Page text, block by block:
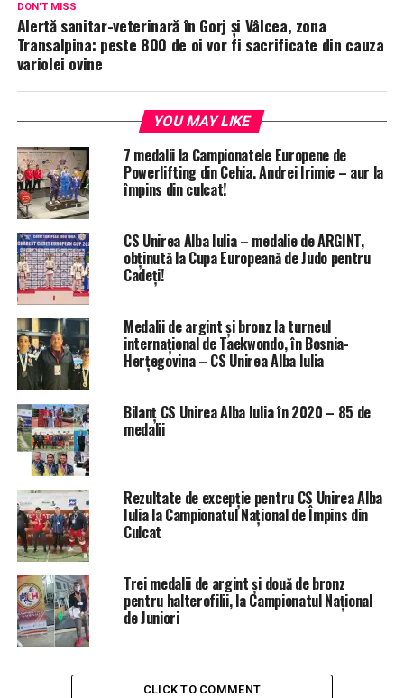
DON'T MISS
Alertă sanitar-veterinară în Gorj și Vâlcea, zona
Transalpina: peste 800 de oi vor fi sacrificate din cauza
variolei ovine
YOU MAY LIKE
7 medalii la Campionatele Europene de
Powerlifting din Cehia. Andrei Irimie – aur la
împins din culcat!
CS Unirea Alba Iulia – medalie de ARGINT,
obținută la Cupa Europeană de Judo pentru
Cadeți!
Medalii de argint și bronz la turneul
internațional de Taekwondo, în Bosnia-
Herțegovina – CS Unirea Alba Iulia
Bilanț CS Unirea Alba Iulia în 2020 – 85 de
medalii
Rezultate de excepție pentru CS Unirea Alba
Iulia la Campionatul Național de Împins din
Culcat
Trei medalii de argint și două de bronz
pentru halterofilii, la Campionatul Național
de Juniori
CLICK TO COMMENT